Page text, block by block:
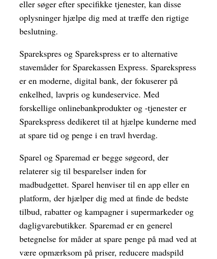
eller søger efter specifikke tjenester, kan disse
oplysninger hjælpe dig med at træffe den rigtige
beslutning.
Sparekspres og Sparekspress er to alternative
stavemåder for Sparekassen Express. Sparekspress
er en moderne, digital bank, der fokuserer på
enkelhed, lavpris og kundeservice. Med
forskellige onlinebankprodukter og -tjenester er
Sparekspress dedikeret til at hjælpe kunderne med
at spare tid og penge i en travl hverdag.
Sparel og Sparemad er begge søgeord, der
relaterer sig til besparelser inden for
madbudgettet. Sparel henviser til en app eller en
platform, der hjælper dig med at finde de bedste
tilbud, rabatter og kampagner i supermarkeder og
dagligvarebutikker. Sparemad er en generel
betegnelse for måder at spare penge på mad ved at
være opmærksom på priser, reducere madspild